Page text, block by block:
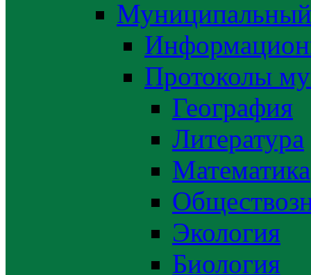
Муниципальный
Протоколы
География
Литература
Математика
Экология
Биология